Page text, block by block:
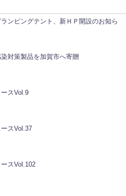
ンピングテント、新ＨＰ開設のお知ら
対策製品を加賀市へ寄贈
スVol.9
スVol.37
スVol.102